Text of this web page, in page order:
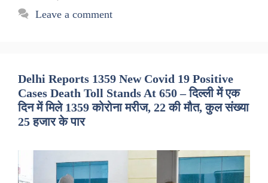
Leave a comment
Delhi Reports 1359 New Covid 19 Positive
Cases Death Toll Stands At 650 – दिल्ली में एक
दिन में मिले 1359 कोरोना मरीज, 22 की मौत, कुल संख्या
25 हजार के पार